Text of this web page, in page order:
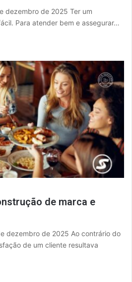
dezembro de 2025 Ter um
Para atender bem e assegurar…
de marca e
dezembro de 2025 Ao contrário do
de um cliente resultava